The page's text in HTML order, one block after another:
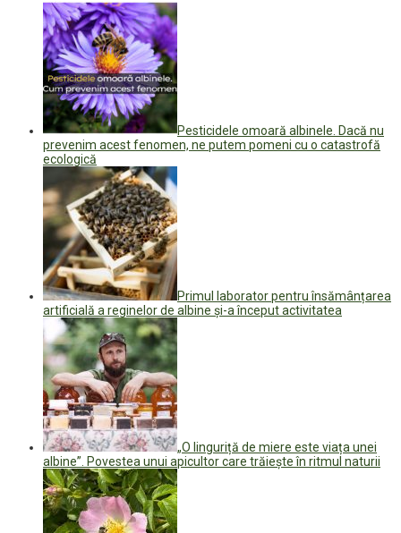
Pesticidele omoară albinele. Dacă nu
prevenim acest fenomen, ne putem pomeni cu o catastrofă
ecologică
Primul laborator pentru însămânțarea
artificială a reginelor de albine și-a început activitatea
„O linguriță de miere este viața unei
albine”. Povestea unui apicultor care trăiește în ritmul naturii